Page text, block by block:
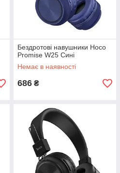
Бездротові навушники Hoco
Promise W25 Сині
Немає в наявності
686 ₴